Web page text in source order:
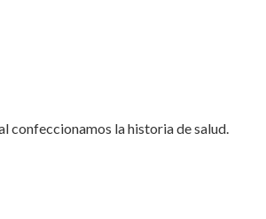
confeccionamos la historia de salud.